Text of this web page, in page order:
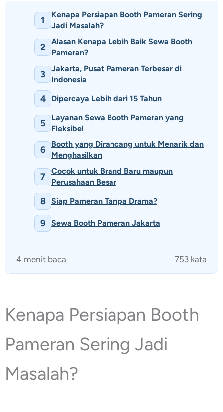
1
Kenapa Persiapan Booth Pameran Sering
Jadi Masalah?
2
Alasan Kenapa Lebih Baik Sewa Booth
Pameran?
3
Jakarta, Pusat Pameran Terbesar di
Indonesia
4 Dipercaya Lebih dari 15 Tahun
5
Layanan Sewa Booth Pameran yang
Fleksibel
6
Booth yang Dirancang untuk Menarik dan
Menghasilkan
7
Cocok untuk Brand Baru maupun
Perusahaan Besar
8 Siap Pameran Tanpa Drama?
9 Sewa Booth Pameran Jakarta
4 menit baca 753 kata
Kenapa Persiapan Booth
Pameran Sering Jadi
Masalah?